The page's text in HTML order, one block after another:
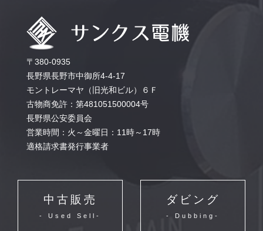
〒380-0935
長野県長野市中御所4-4-17
モントレーマヤ（旧光和ビル）６Ｆ
古物商免許：第481051500004号
長野県公安委員会
営業時間：火～金曜日：11時～17時
適格請求書発行事業者
中古販売
- Used Sell-
ダビング
- Dubbing-